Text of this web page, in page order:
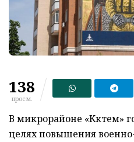
138
просм.
В микрорайоне «Көктем»
целях повышения